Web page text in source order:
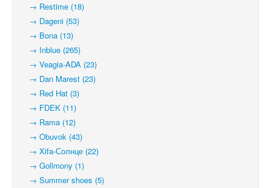
→ Restime (18)
→ Dageni (53)
→ Bona (13)
→ Inblue (265)
→ Veagia-ADA (23)
→ Dan Marest (23)
→ Red Hat (3)
→ FDEK (11)
→ Rama (12)
→ Obuvok (43)
→ Xifa-Солнце (22)
→ Gollmony (1)
→ Summer shoes (5)